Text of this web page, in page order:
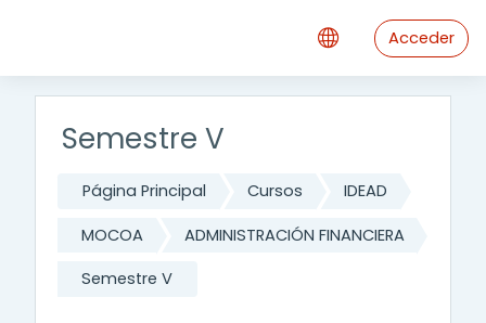
Acceder
Semestre V
Página Principal Cursos IDEAD
MOCOA ADMINISTRACIÓN FINANCIERA
Semestre V